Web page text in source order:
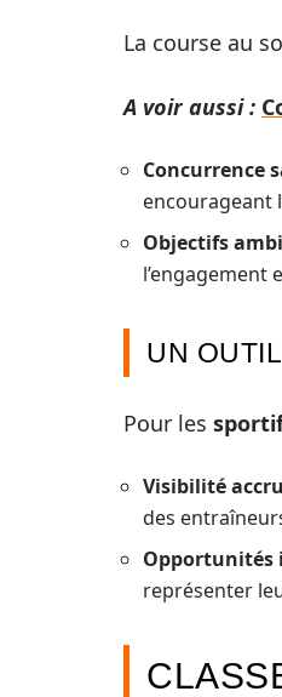
La course au
A voir aussi :
Concurrence
encourageant
Objectifs
l’engagement
UN
Pour les
Visibilité
des
représenter